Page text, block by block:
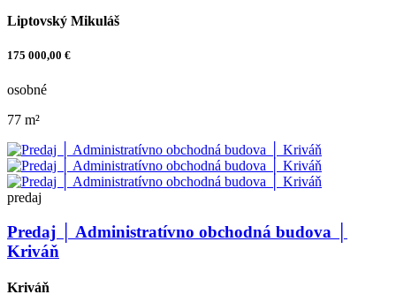
Liptovský Mikuláš
175 000,00 €
osobné
77 m²
predaj
Predaj │ Administratívno obchodná budova │
Kriváň
Kriváň